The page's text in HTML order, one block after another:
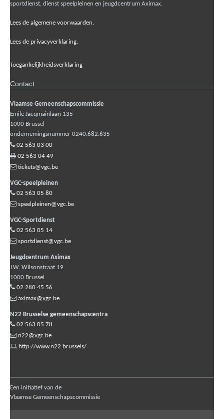
sportdienst, dienst speelpleinen en jeugdcentrum Aximax.
Lees de algemene voorwaarden.
Lees de privacyverklaring.
Toegankelijkheidsverklaring
Contact
Vlaamse Gemeenschapscommissie
Emile Jacqmainlaan 135
1000 Brussel
ondernemingsnummer 0240.682.635
02 563 03 00
02 563 04 49
tickets@vgc.be
VGC-speelpleinen
02 563 05 80
speelpleinen@vgc.be
VGC-Sportdienst
02 563 05 14
sportdienst@vgc.be
Jeugdcentrum Aximax
J.W. Wilsonstraat 19
1000 Brussel
02 280 45 56
aximax@vgc.be
N22 Brusselse gemeenschapscentra
02 563 05 78
n22@vgc.be
http://www.n22.brussels/
Een initiatief van de
Vlaamse Gemeenschapscommissie